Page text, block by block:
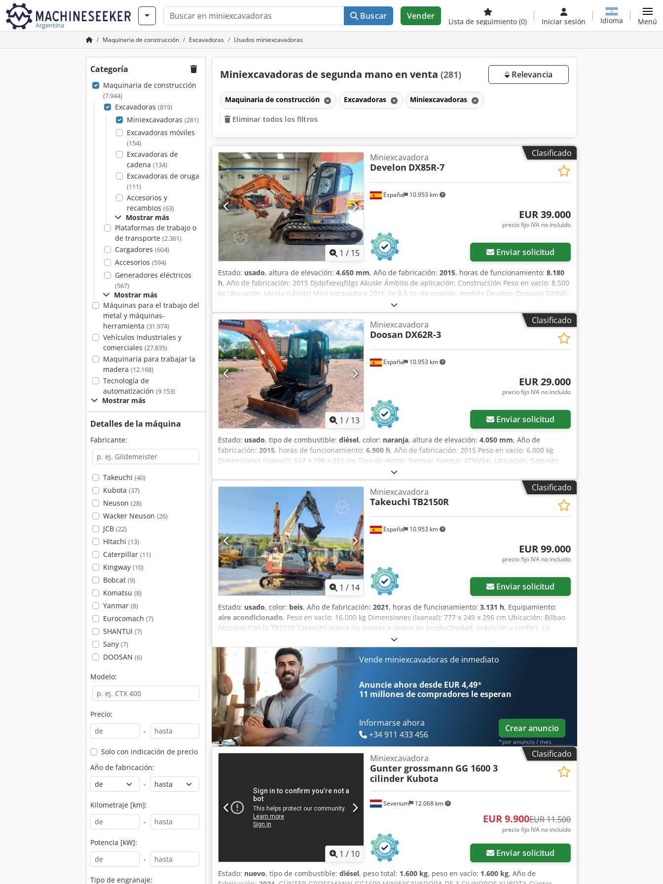
Argentina
Buscar Vender
Lista de seguimiento (0) Iniciar sesión Idioma Menú
Maquinaria de construcción Excavadoras Usados miniexcavadoras
Categoría
Maquinaria de construcción
(7.944)
Excavadoras (819)
Miniexcavadoras (281)
Excavadoras móviles
(154)
Excavadoras de
cadena (134)
Excavadoras de oruga
(111)
Accesorios y
recambios (63)
Mostrar más
Plataformas de trabajo o
de transporte (2.361)
Cargadores (604)
Accesorios (594)
Generadores eléctricos
(567)
Mostrar más
Máquinas para el trabajo del
metal y máquinas-
herramienta (31.974)
Vehículos industriales y
comerciales (27.835)
Maquinaria para trabajar la
madera (12.168)
Tecnología de
automatización (9.153)
Mostrar más
Detalles de la máquina
Fabricante:
Takeuchi (40)
Kubota (37)
Neuson (28)
Wacker Neuson (26)
JCB (22)
Hitachi (13)
Caterpillar (11)
Kingway (10)
Bobcat (9)
Komatsu (8)
Yanmar (8)
Eurocomach (7)
SHANTUI (7)
Sany (7)
DOOSAN (6)
Modelo:
Precio:
-
Solo con indicación de precio
Año de fabricación:
-
Kilometraje [km]:
-
Potencia [kW]:
-
Tipo de engranaje:
Miniexcavadoras de segunda mano en venta (281) Relevancia
Maquinaria de construcción Excavadoras Miniexcavadoras
Eliminar todos los filtros
Clasificado
1 / 15
España 10.953 km
Miniexcavadora
Develon DX85R-7
EUR 39.000
precio fijo IVA no incluído
Enviar solicitud
Estado: usado, altura de elevación: 4.650 mm, Año de fabricación: 2015, horas de funcionamiento: 8.180
h, Año de fabricación: 2015 Djdpfxexqfdgs Akuskr Ámbito de aplicación: Construcción Peso en vacío: 8.500
kg Ubicación: Lérida (Lérida) Mini excavadora 2016 de 8,5 tn. de ocasión, modelo Develon (Doosan) DX85R-
7. Revisiones verificadas por nuestro taller. Posibilidad de ver la máquina sin compromiso, posibilidad de
gestión de transporte. CE
Clasificado
1 / 13
España 10.953 km
Miniexcavadora
Doosan DX62R-3
EUR 29.000
precio fijo IVA no incluído
Enviar solicitud
Estado: usado, tipo de combustible: diésel, color: naranja, altura de elevación: 4.050 mm, Año de
fabricación: 2015, horas de funcionamiento: 6.900 h, Año de fabricación: 2015 Peso en vacío: 6.000 kg
Dimensiones (lxanxal): 567 x 198 x 255 cm Tipo de motor: Yanmar Yanmar 4TNV94L Ubicación: Sagunto
(Valencia) La DOOSAN DX62R-3 es una miniexcavadora de segunda mano con un historial de
mantenimiento impecable. Compacta, potente y fiable, perfecta para trabajos urbanos o de paisajismo.
Su buen estado la convierte en una opción rentable y duradera. Lista para seguir trabajando desde el
primer día. Altura de excavación: 5.785 mm Alcance a nivel: 6.230 mm Capacidad de depósito: 78 l
Combustible: Diésel Djdpfx Aksx Hgn Ujuskr CE
Clasificado
1 / 14
España 10.953 km
Miniexcavadora
Takeuchi TB2150R
EUR 99.000
precio fijo IVA no incluído
Enviar solicitud
Estado: usado, color: beis, Año de fabricación: 2021, horas de funcionamiento: 3.131 h, Equipamiento:
aire acondicionado, Peso en vacío: 16.000 kg Dimensiones (lxanxal): 777 x 249 x 296 cm Ubicación: Bilbao
(Vizcaya) Con la TB2150 Takeuchi marca las pautas a seguir en productividad, precisión y confort. La
TB2150 conquista en su gama (15t) por su diseño único, compacto e innovador. El sistema de giro del
brazo, cadenas de goma y una pala dozer robusta y reforzada completan un amplio equipo de serie. Este
paquete de prestaciones está completamente pensado y hecho a medida del conductor: fácil manejo,
mantenimiento mínimo, fiabilidad y robustez, combinado con una excelente, confortable y lujosa cabina.
Versión: DPF GIKT Altura de excavación: 8.520 mm Alcance a nivel: 8.520 mm Dedpfx Akezrn E Asuskr
Vende miniexcavadoras de inmediato
Anuncie ahora desde EUR 4,49*
11 millones de compradores le esperan
Informarse ahora
+34 911 433 456
Crear anuncio
*por anuncio / mes
Clasificado
1 / 10
Sevenum 12.068 km
Miniexcavadora
Gunter grossmann GG 1600 3
cilinder Kubota
EUR 9.900EUR 11.500
precio fijo IVA no incluído
Enviar solicitud
Estado: nuevo, tipo de combustible: diésel, peso total: 1.600 kg, peso en vacío: 1.600 kg, Año de